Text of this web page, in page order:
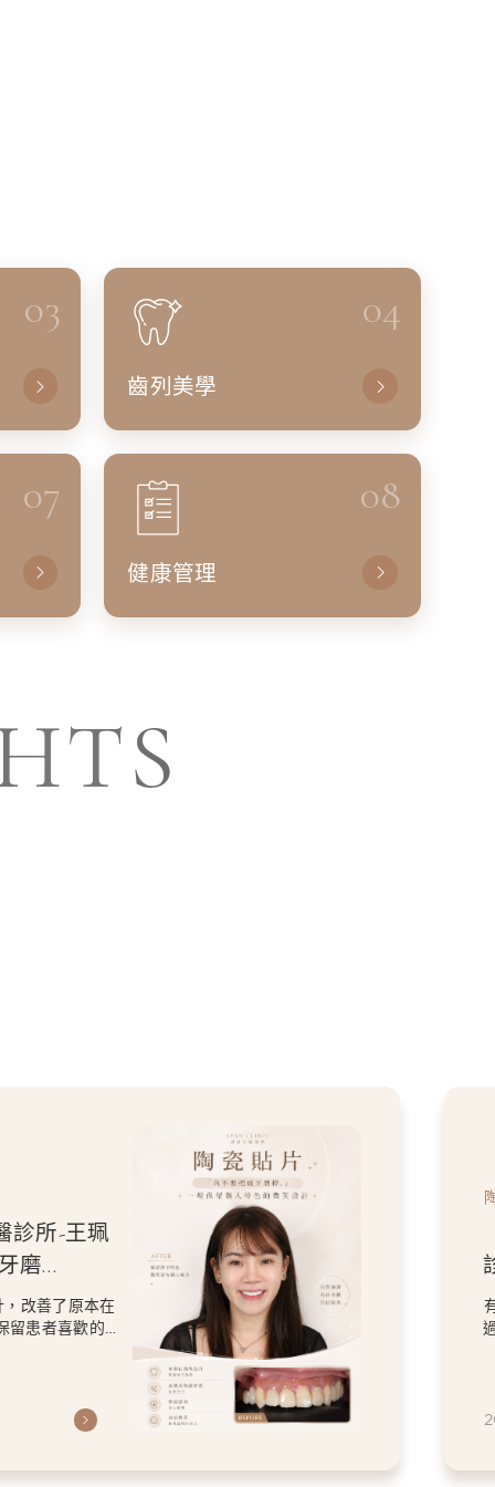
03 04
齒列美學
07 08
健康管理
診所-王珮
磨
特色的微
改善了原本在
留患者喜歡的